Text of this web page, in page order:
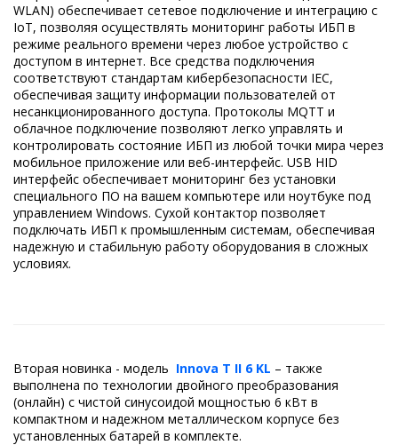
WLAN) обеспечивает сетевое подключение и интеграцию с
IoT, позволяя осуществлять мониторинг работы ИБП в
режиме реального времени через любое устройство с
доступом в интернет. Все средства подключения
соответствуют стандартам кибербезопасности IEC,
обеспечивая защиту информации пользователей от
несанкционированного доступа. Протоколы MQTT и
облачное подключение позволяют легко управлять и
контролировать состояние ИБП из любой точки мира через
мобильное приложение или веб-интерфейс. USB HID
интерфейс обеспечивает мониторинг без установки
специального ПО на вашем компьютере или ноутбуке под
управлением Windows. Cухой контактор позволяет
подключать ИБП к промышленным системам, обеспечивая
надежную и стабильную работу оборудования в сложных
условиях.
Вторая новинка - модель Innova T II 6 KL – также
выполнена по технологии двойного преобразования
(онлайн) с чистой синусоидой мощностью 6 кВт в
компактном и надежном металлическом корпусе без
установленных батарей в комплекте.